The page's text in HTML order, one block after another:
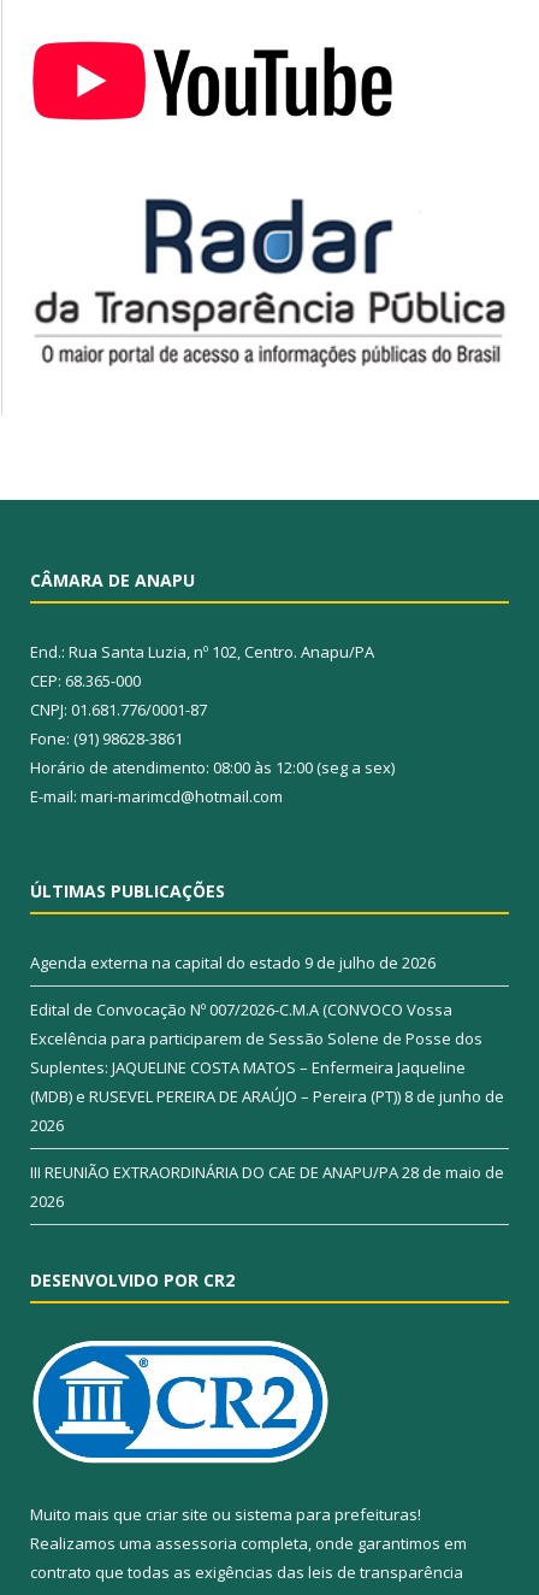
CÂMARA DE ANAPU
End.: Rua Santa Luzia, nº 102, Centro. Anapu/PA
CEP: 68.365-000
CNPJ: 01.681.776/0001-87
Fone: (91) 98628-3861
Horário de atendimento: 08:00 às 12:00 (seg a sex)
E-mail: mari-marimcd@hotmail.com
ÚLTIMAS PUBLICAÇÕES
Agenda externa na capital do estado 9 de julho de 2026
Edital de Convocação Nº 007/2026-C.M.A (CONVOCO Vossa
Excelência para participarem de Sessão Solene de Posse dos
Suplentes: JAQUELINE COSTA MATOS – Enfermeira Jaqueline
(MDB) e RUSEVEL PEREIRA DE ARAÚJO – Pereira (PT)) 8 de junho de
2026
III REUNIÃO EXTRAORDINÁRIA DO CAE DE ANAPU/PA28 de maio de
2026
DESENVOLVIDO POR CR2
Muito mais que criar site ou sistema para prefeituras!
Realizamos uma assessoria completa, onde garantimos em
contrato que todas as exigências das leis de transparência